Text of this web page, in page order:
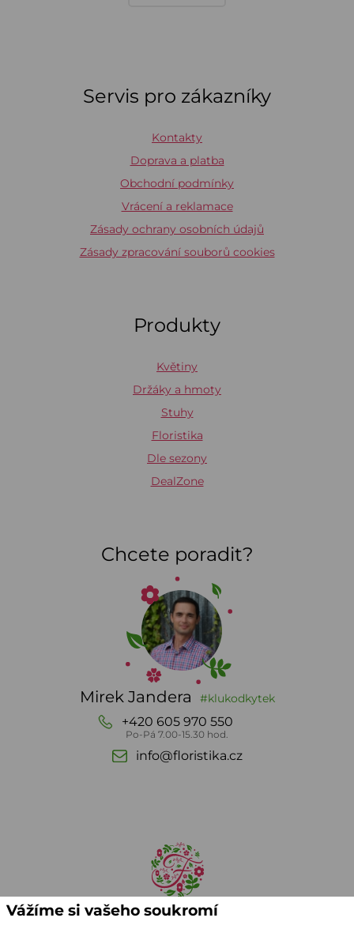
Servis pro zákazníky
Kontakty
Doprava a platba
Obchodní podmínky
Vrácení a reklamace
Zásady ochrany osobních údajů
Zásady zpracování souborů cookies
Produkty
Květiny
Držáky a hmoty
Stuhy
Floristika
Dle sezony
DealZone
Chcete poradit?
Mirek Jandera #klukodkytek
+420 605 970 550
Po-Pá 7.00-15.30 hod.
info@floristika.cz
Vážíme si vašeho soukromí